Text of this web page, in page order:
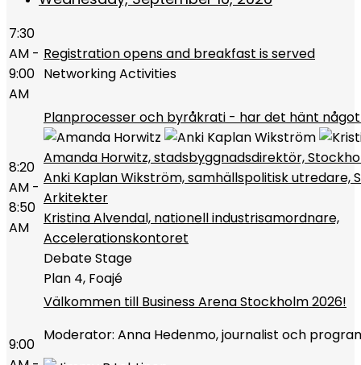
7:30
AM -
9:00
AM
Registration opens and breakfast is served
Networking Activities
8:20
AM -
8:50
AM
Planprocesser och byråkrati - har det hänt
Amanda Horwitz, stadsbyggnadsdirektör,
Anki Kaplan Wikström, samhällspolitisk utredare,
Arkitekter
Kristina Alvendal, nationell industrisamordnare,
Accelerationskontoret
Debate Stage
Plan 4, Foajé
9:00
Välkommen till Business Arena Stockholm 2026!
Moderator: Anna Hedenmo, journalist och